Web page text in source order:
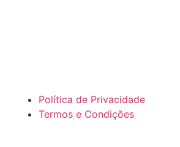
Política de Privacidade
Termos e Condições